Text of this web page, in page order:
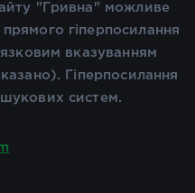
"Гривна" можливе
гіперпосилання
вказуванням
Гіперпосилання
систем.